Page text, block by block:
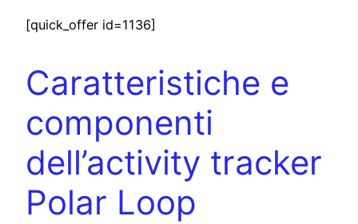
[quick_offer id=1136]
Caratteristiche e
componenti
dell’activity tracker
Polar Loop